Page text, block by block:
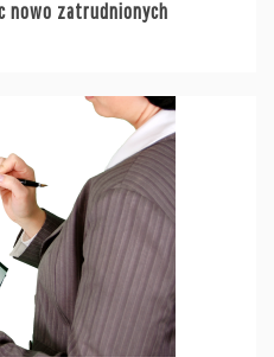
nowo zatrudnionych